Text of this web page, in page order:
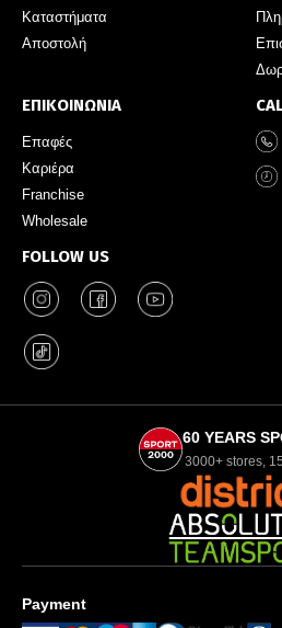
Καταστήματα
Αποστολή
ΕΠΙΚΟΙΝΩΝΙΑ
Επαφές
Καριέρα
Franchise
Wholesale
FOLLOW US
60 YEARS
3000+ stores,
Payment